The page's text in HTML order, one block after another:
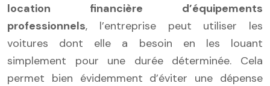
location financière d’équipements
professionnels, l’entreprise peut utiliser les
voitures dont elle a besoin en les louant
simplement pour une durée déterminée. Cela
permet bien évidemment d’éviter une dépense